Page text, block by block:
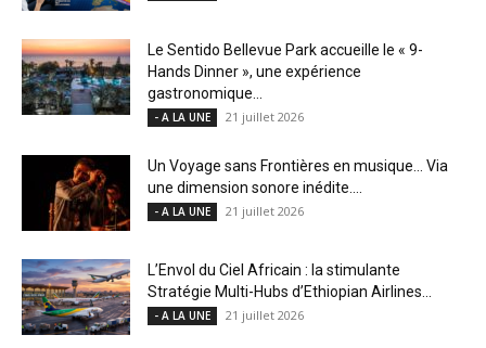
Le Sentido Bellevue Park accueille le « 9-
Hands Dinner », une expérience
gastronomique...
- A LA UNE 21 juillet 2026
Un Voyage sans Frontières en musique… Via
une dimension sonore inédite....
- A LA UNE 21 juillet 2026
L’Envol du Ciel Africain : la stimulante
Stratégie Multi-Hubs d’Ethiopian Airlines...
- A LA UNE 21 juillet 2026